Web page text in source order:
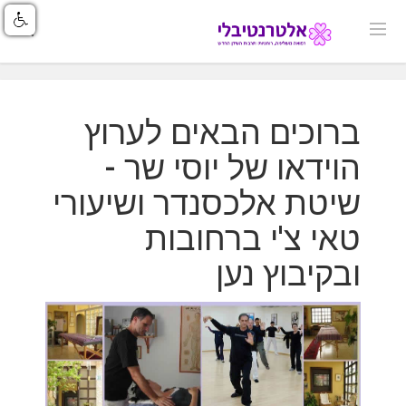
ברוכים הבאים לערוץ
הוידאו של יוסי שר -
שיטת אלכסנדר ושיעורי
טאי צ'י ברחובות
ובקיבוץ נען